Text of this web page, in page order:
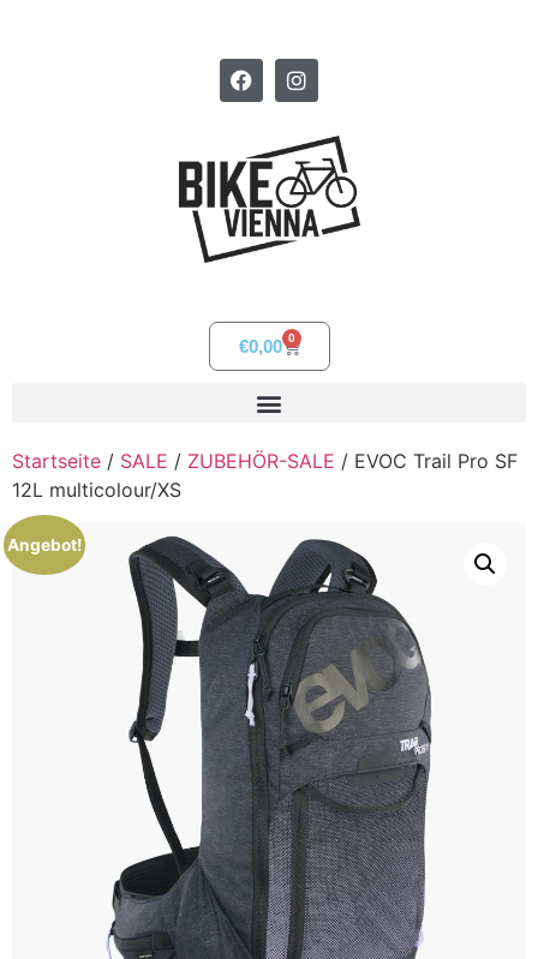
€0,00 0
Startseite / SALE / ZUBEHÖR-SALE / EVOC Trail Pro SF
12L multicolour/XS
Angebot!